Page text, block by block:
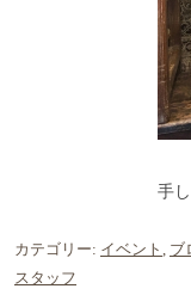
手
カテゴリー: イベント ブ
スタッフ